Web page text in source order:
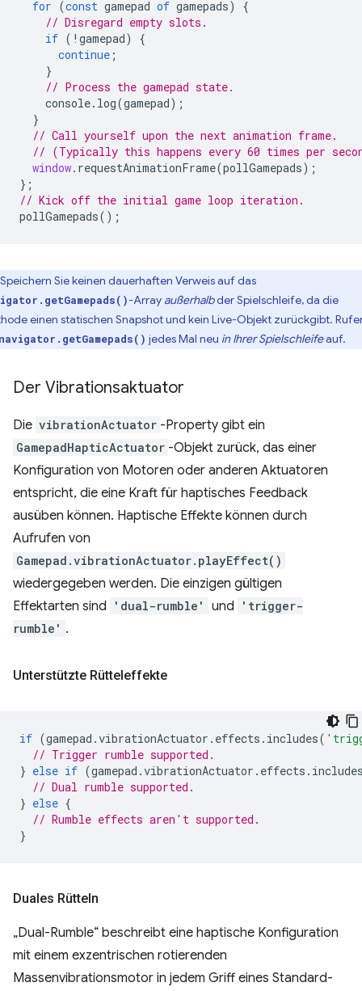
for (const gamepad of gamepads)
{
// Disregard empty slots.
if ( ! gamepad)
{
continue ;
}
// Process the gamepad state.
console. log(gamepad);
}
// Call yourself upon the next animation frame.
// (Typically this happens every 60 times per
window. requestAnimationFrame(pollGamepads);
};
// Kick off the initial game loop iteration.
pollGamepads();
Speichern Sie keinen dauerhaften Verweis auf das
-Array außerhalbder Spielschleife, da die
einen statischen Snapshot und kein Live-Objekt zurückgibt.
jedes Mal neu in Ihrer Spielschleifeauf.
Der Vibrationsaktuator
Die vibrationActuator -Property gibt ein
GamepadHapticActuator -Objekt zurück, das einer
Konfiguration von Motoren oder anderen Aktuatoren
entspricht, die eine Kraft für haptisches Feedback
ausüben können. Haptische Effekte können durch
Aufrufen von
Gamepad.vibrationActuator.playEffect()
wiedergegeben werden. Die einzigen gültigen
Effektarten sind
'dual-rumble' und
'trigger-
rumble' .
Unterstützte Rütteleffekte
if (gamepad .vibrationActuator . effects . includes(
// Trigger rumble supported.
} else if (gamepad .vibrationActuator . effects .
// Dual rumble supported.
} else {
// Rumble effects aren't supported.
}
Duales Rütteln
„Dual-Rumble“ beschreibt eine haptische Konfiguration
mit einem exzentrischen rotierenden
Massenvibrationsmotor in jedem Griff eines Standard-